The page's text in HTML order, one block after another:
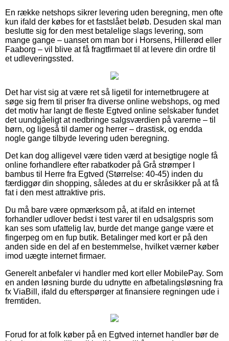
En række netshops sikrer levering uden beregning, men ofte
kun ifald der købes for et fastslået beløb. Desuden skal man
beslutte sig for den mest betalelige slags levering, som
mange gange – uanset om man bor i Horsens, Hillerød eller
Faaborg – vil blive at få fragtfirmaet til at levere din ordre til
et udleveringssted.
Det har vist sig at være ret så ligetil for internetbrugere at
søge sig frem til priser fra diverse online webshops, og med
det motiv har langt de fleste Egtved online selskaber fundet
det uundgåeligt at nedbringe salgsværdien på varerne – til
børn, og ligeså til damer og herrer – drastisk, og endda
nogle gange tilbyde levering uden beregning.
Det kan dog alligevel være tiden værd at besigtige nogle få
online forhandlere efter rabatkoder på Grå strømper I
bambus til Herre fra Egtved (Størrelse: 40-45) inden du
færdiggør din shopping, således at du er skråsikker på at få
fat i den mest attraktive pris.
Du må bare være opmærksom på, at ifald en internet
forhandler udlover bedst i test varer til en udsalgspris som
kan ses som ufattelig lav, burde det mange gange være et
fingerpeg om en fup butik. Betalinger med kort er på den
anden side en del af en bestemmelse, hvilket værner køber
imod uægte internet firmaer.
Generelt anbefaler vi handler med kort eller MobilePay. Som
en anden løsning burde du udnytte en afbetalingsløsning fra
fx ViaBill, ifald du efterspørger at finansiere regningen ude i
fremtiden.
Forud for at folk køber på en Egtved internet handler bør de